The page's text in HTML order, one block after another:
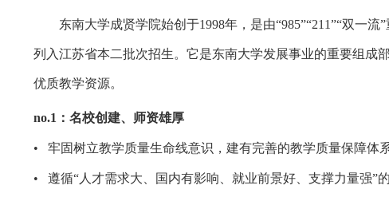
东南大学成贤学院始创于1998年，是由“985”“211”“双一流
列入江苏省本二批次招生。它是东南大学发展事业的重要组成
优质教学资源。
no.1 ：名校创建、师资雄厚
• 牢固树立教学质量生命线意识，建有完善的教学质量保障体
• 遵循“人才需求大、国内有影响、就业前景好、支撑力量强”